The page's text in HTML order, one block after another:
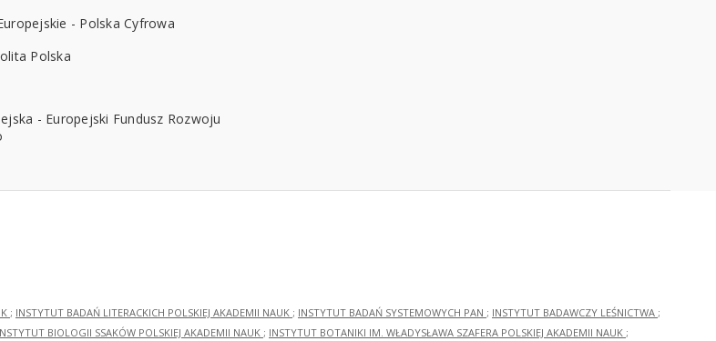
; INSTYTUT BADAŃ LITERACKICH POLSKIEJ AKADEMII NAUK ; INSTYTUT BADAŃ SYSTEMOWYCH PAN ; INSTYTUT BADAWCZY LEŚNICTWA ;
BIOLOGII SSAKÓW POLSKIEJ AKADEMII NAUK ; INSTYTUT BOTANIKI IM. WŁADYSŁAWA SZAFERA POLSKIEJ AKADEMII NAUK ;